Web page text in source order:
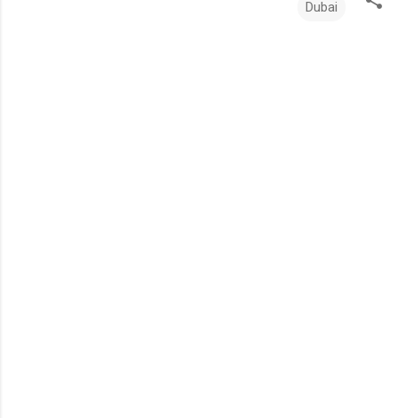
Dubai